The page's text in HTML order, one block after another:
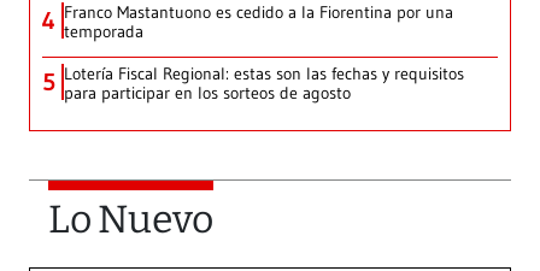
4 Franco Mastantuono es cedido a la Fiorentina por una
temporada
5 Lotería Fiscal Regional: estas son las fechas y requisitos
para participar en los sorteos de agosto
Lo Nuevo